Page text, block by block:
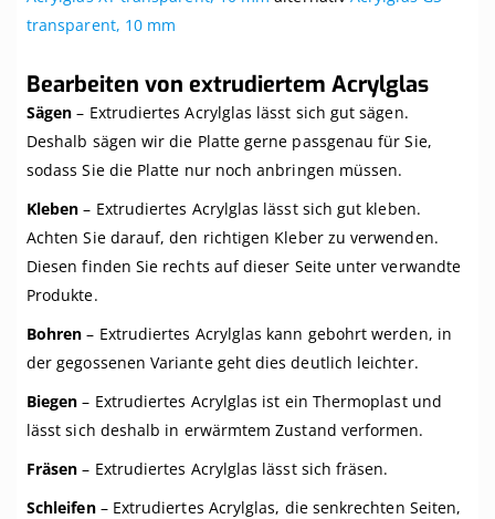
transparent, 10 mm
Bearbeiten von extrudiertem Acrylglas
Sägen – Extrudiertes Acrylglas lässt sich gut sägen.
Deshalb sägen wir die Platte gerne passgenau für Sie,
sodass Sie die Platte nur noch anbringen müssen.
Kleben – Extrudiertes Acrylglas lässt sich gut kleben.
Achten Sie darauf, den richtigen Kleber zu verwenden.
Diesen finden Sie rechts auf dieser Seite unter verwandte
Produkte.
Bohren – Extrudiertes Acrylglas kann gebohrt werden, in
der gegossenen Variante geht dies deutlich leichter.
Biegen – Extrudiertes Acrylglas ist ein Thermoplast und
lässt sich deshalb in erwärmtem Zustand verformen.
Fräsen – Extrudiertes Acrylglas lässt sich fräsen.
Schleifen– Extrudiertes Acrylglas, die senkrechten Seiten,